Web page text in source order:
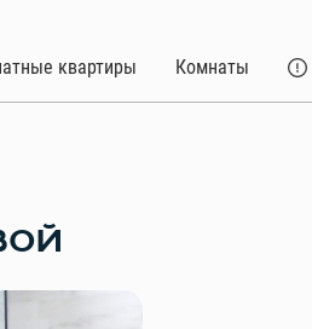
квартиры Комнаты